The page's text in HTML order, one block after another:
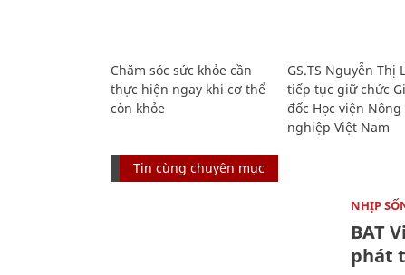
Chăm sóc sức khỏe cần
thực hiện ngay khi cơ thể
còn khỏe
GS.TS Nguyễn Thị
tiếp tục giữ chức
đốc Học viện Nông
nghiệp Việt Nam
Tin cùng chuyên mục
NHỊP
BAT
phát